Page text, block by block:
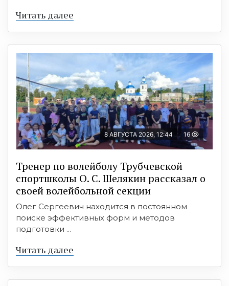
Читать далее
8 АВГУСТА 2026, 12:44 16
Тренер по волейболу Трубчевской
спортшколы О. С. Шелякин рассказал о
своей волейбольной секции
Олег Сергеевич находится в постоянном
поиске эффективных форм и методов
подготовки ...
Читать далее